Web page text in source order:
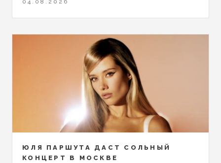
ЮЛЯ ПАРШУТА ДАСТ СОЛЬНЫЙ
КОНЦЕРТ В МОСКВЕ